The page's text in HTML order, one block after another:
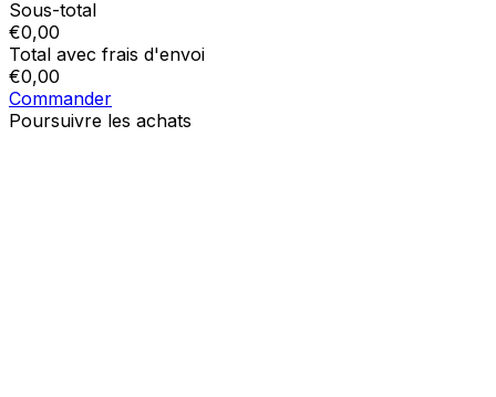
Sous-total
€0,00
Total avec frais d'envoi
€0,00
Commander
Poursuivre les achats